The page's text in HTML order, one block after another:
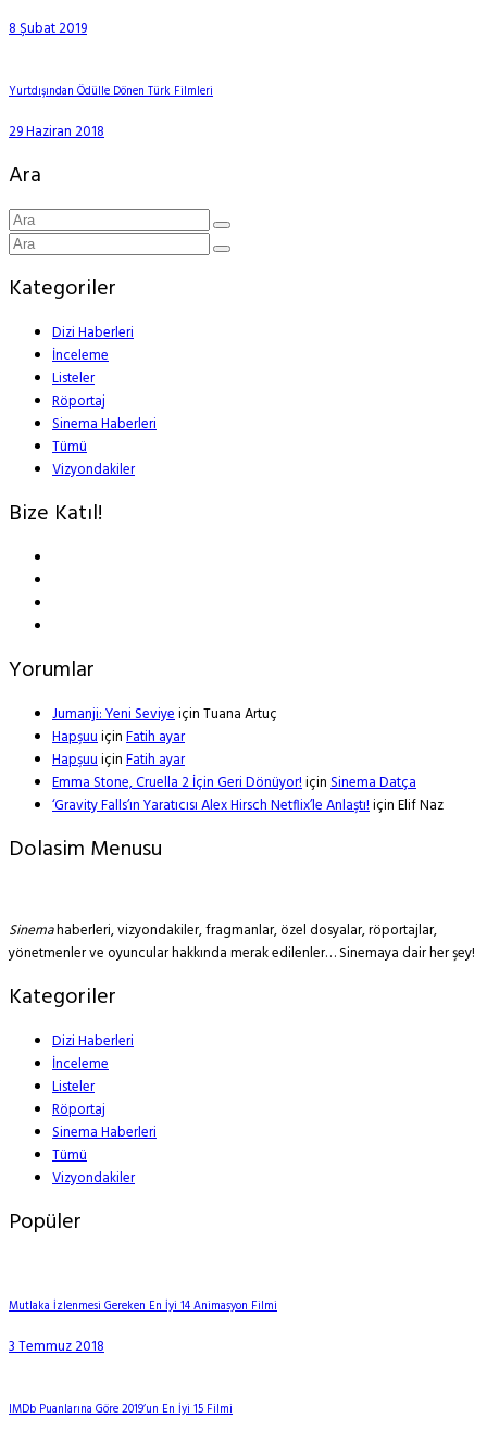
8 Şubat 2019
Yurtdışından Ödülle Dönen Türk Filmleri
29 Haziran 2018
Ara
Kategoriler
Dizi Haberleri
İnceleme
Listeler
Röportaj
Sinema Haberleri
Tümü
Vizyondakiler
Bize Katıl!
Yorumlar
Jumanji: Yeni SeviyeiçinTuana Artuç
HapşuuiçinFatih ayar
HapşuuiçinFatih ayar
Emma Stone, Cruella 2 İçin Geri Dönüyor!içinSinema Datça
‘Gravity Falls’ın Yaratıcısı Alex Hirsch Netflix’le Anlaştı!içinElif Naz
Dolasim Menusu
Sinemahaberleri, vizyondakiler, fragmanlar, özel dosyalar, röportajlar,
yönetmenler ve oyuncular hakkında merak edilenler… Sinemaya dair her şey!
Kategoriler
Dizi Haberleri
İnceleme
Listeler
Röportaj
Sinema Haberleri
Tümü
Vizyondakiler
Popüler
Mutlaka İzlenmesi Gereken En İyi 14 Animasyon Filmi
3 Temmuz 2018
IMDb Puanlarına Göre 2019’un En İyi 15 Filmi